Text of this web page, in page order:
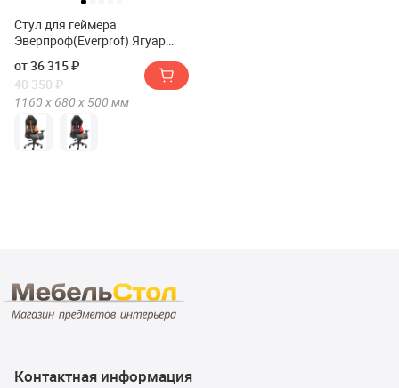
Стул для геймера
Эверпроф(Everprof) Ягуар
от 36 315 ₽
40 350 ₽
1160 х 680 х 500 мм
Контактная информация